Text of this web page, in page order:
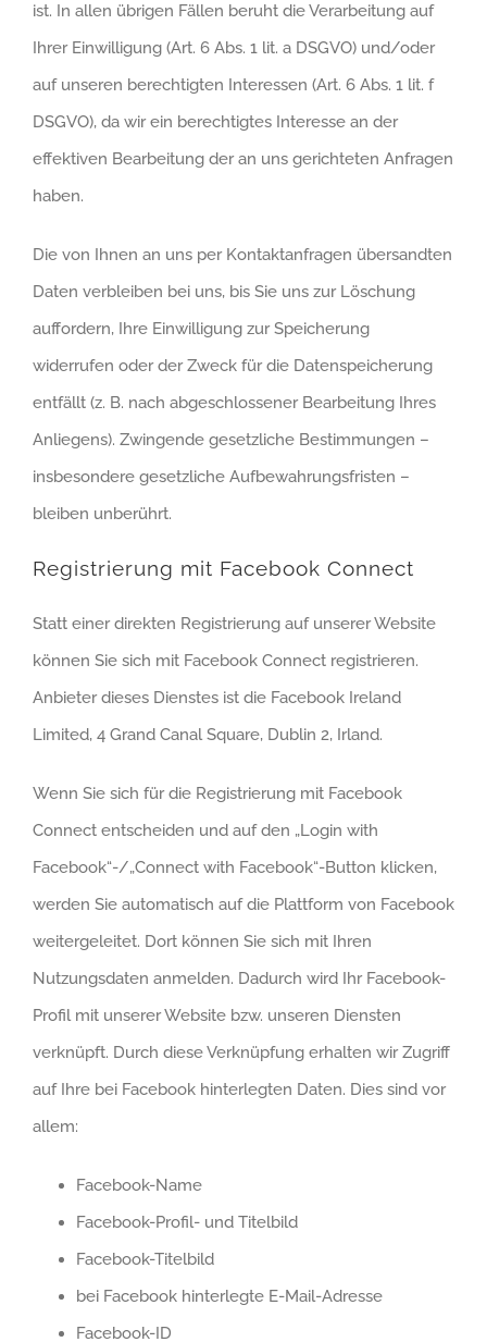
ist. In allen übrigen Fällen beruht die Verarbeitung auf
Ihrer Einwilligung (Art. 6 Abs. 1 lit. a DSGVO) und/oder
auf unseren berechtigten Interessen (Art. 6 Abs. 1 lit. f
DSGVO), da wir ein berechtigtes Interesse an der
effektiven Bearbeitung der an uns gerichteten Anfragen
haben.
Die von Ihnen an uns per Kontaktanfragen übersandten
Daten verbleiben bei uns, bis Sie uns zur Löschung
auffordern, Ihre Einwilligung zur Speicherung
widerrufen oder der Zweck für die Datenspeicherung
entfällt (z. B. nach abgeschlossener Bearbeitung Ihres
Anliegens). Zwingende gesetzliche Bestimmungen –
insbesondere gesetzliche Aufbewahrungsfristen –
bleiben unberührt.
Registrierung mit Facebook Connect
Statt einer direkten Registrierung auf unserer Website
können Sie sich mit Facebook Connect registrieren.
Anbieter dieses Dienstes ist die Facebook Ireland
Limited, 4 Grand Canal Square, Dublin 2, Irland.
Wenn Sie sich für die Registrierung mit Facebook
Connect entscheiden und auf den „Login with
Facebook“-/„Connect with Facebook“-Button klicken,
werden Sie automatisch auf die Plattform von Facebook
weitergeleitet. Dort können Sie sich mit Ihren
Nutzungsdaten anmelden. Dadurch wird Ihr Facebook-
Profil mit unserer Website bzw. unseren Diensten
verknüpft. Durch diese Verknüpfung erhalten wir Zugriff
auf Ihre bei Facebook hinterlegten Daten. Dies sind vor
allem:
Facebook-Name
Facebook-Profil- und Titelbild
Facebook-Titelbild
bei Facebook hinterlegte E-Mail-Adresse
Facebook-ID